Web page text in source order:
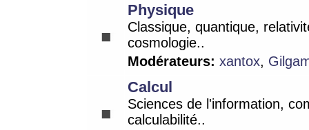
Physique
Classique, quantique,
cosmologie..
Modérateurs: xantox,
Calcul
Sciences de l'information,
calculabilité..